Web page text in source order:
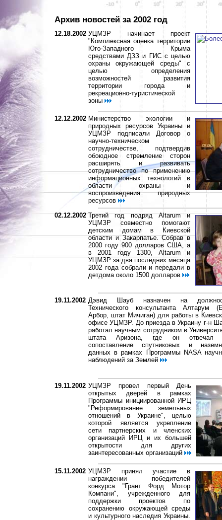
Архив новостей за 2002 год
12.18.2002 УЦМЗР начинает проект
"Комплексная оценка территории
Юго-Западного Крыма
средствами ДЗЗ и ГИС с целью
охраны окружающей среды" с
целью определения
возможностей развития
территории города и
рекреационно-туристической
зоны
12.12.2002 Министерство экологии и
природных ресурсов Украины и
УЦМЗР подписали Договор о
научно-техническом
сотрудничестве, подтвердив
обоюдное стремление сторон
расширять и развивать
сотрудничество по применению
информационных технологий в
области охраны и
воспроизведения природных
ресурсов
02.12.2002Третий год подряд Altarum и
УЦМЗР совместно помогают
детским домам в Киевской
области и Закарпатье. Собрав в
2000 году 900 долларов США, а
в 2001 году 1300, Altarum и
УЦМЗР за два последних месяца
2002 года собрали и передали в
детдома около 1500 долларов
19.11.2002 Дэвид Шауб назначен на
Технического консультанта Алтарум
Арбор, штат Мичиган) для работы в
офисе УЦМЗР. До приезда в Украину г-н
работал научным сотрудником в
штата Аризона, где он отвечал
сопоставление спутниковых и
данных в рамках Программы NASA
наблюдений за Землей
19.11.2002 УЦМЗР провел первый День
открытых дверей в рамках
Программы инициированной ИРЦ
"Реформирование земельных
отношений в Украине", целью
которой является укрепление
сети партнерских и членских
организаций ИРЦ и их большей
открытости для других
заинтересованных организаций
15.11.2002 УЦМЗР принял участие в
награждении победителей
конкурса "Грант Форд Мотор
Компани", учрежденного для
поддержки проектов по
сохранению окружающей среды
и культурного наследия Украины.